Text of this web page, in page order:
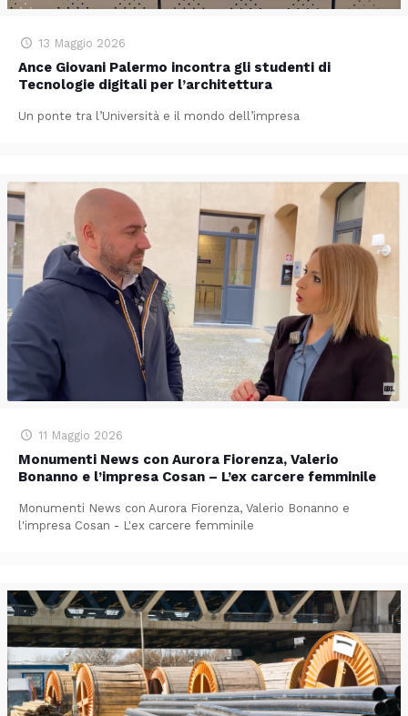
13 Maggio 2026
Ance Giovani Palermo incontra gli studenti di
Tecnologie digitali per l’architettura
Un ponte tra l’Università e il mondo dell’impresa
11 Maggio 2026
Monumenti News con Aurora Fiorenza, Valerio
Bonanno e l’impresa Cosan – L’ex carcere femminile
Monumenti News con Aurora Fiorenza, Valerio Bonanno e
l'impresa Cosan - L'ex carcere femminile